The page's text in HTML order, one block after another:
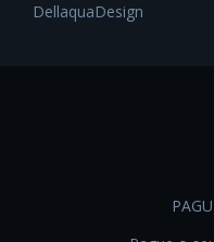
DellaquaDesign